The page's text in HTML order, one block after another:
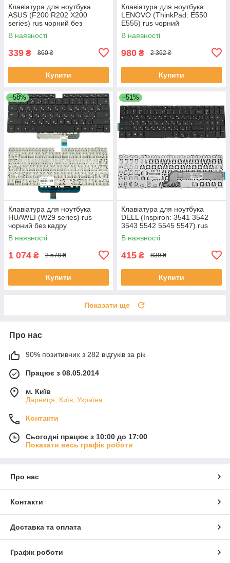
Клавіатура для ноутбука
ASUS (F200 R202 X200
series) rus чорний без
фрейма
В наявності
339 ₴ 860 ₴
Купити
Клавіатура для ноутбука
LENOVO (ThinkPad: E550
E555) rus чорний
В наявності
980 ₴ 2 362 ₴
Купити
–58%
Клавіатура для ноутбука
HUAWEI (W29 series) rus
чорний без кадру
В наявності
1 074 ₴ 2 578 ₴
Купити
–51%
Клавіатура для ноутбука
DELL (Inspiron: 3541 3542
3543 5542 5545 5547) rus
чорний
В наявності
415 ₴ 839 ₴
Купити
Показати ще
Про нас
90% позитивних з 282 відгуків за рік
Працює з 08.05.2014
м. Київ
Дарниця, Київ, Україна
Контакти
Сьогодні працює з 10:00 до 17:00
Показати весь графік роботи
Про нас
Контакти
Доставка та оплата
Графік роботи